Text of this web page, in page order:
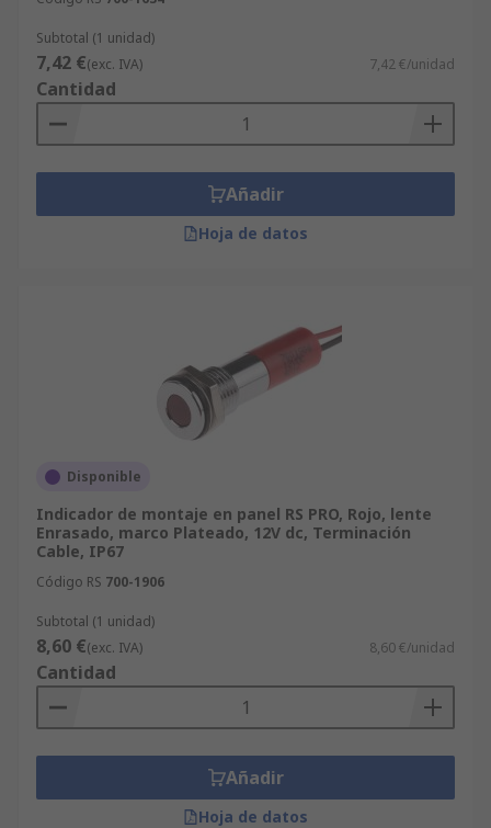
Subtotal (1 unidad)
7,42 €(exc. IVA) 7,42 €/unidad
Cantidad
Añadir
Hoja de datos
Disponible
Indicador de montaje en panel RS PRO, Rojo, lente
Enrasado, marco Plateado, 12V dc, Terminación
Cable, IP67
Código RS 700-1906
Subtotal (1 unidad)
8,60 €(exc. IVA) 8,60 €/unidad
Cantidad
Añadir
Hoja de datos